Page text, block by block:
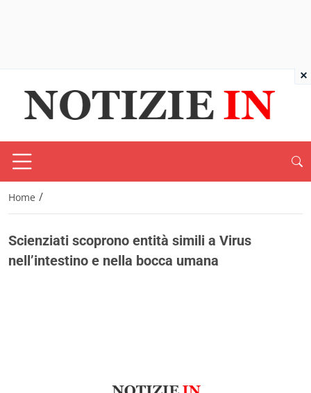
Home /
Scienziati scoprono entità simili a Virus
nell’intestino e nella bocca umana
×